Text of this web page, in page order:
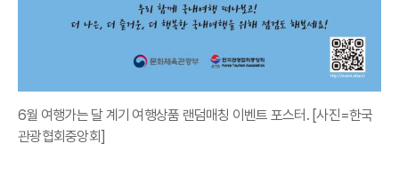
6월 여행가는 달 계기 여행상품 랜덤매칭 이벤트 포스터. [사진=한국
관광협회중앙회]